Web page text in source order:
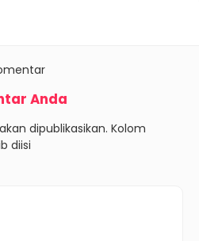
Anda
dipublikasikan. Kolom
diisi